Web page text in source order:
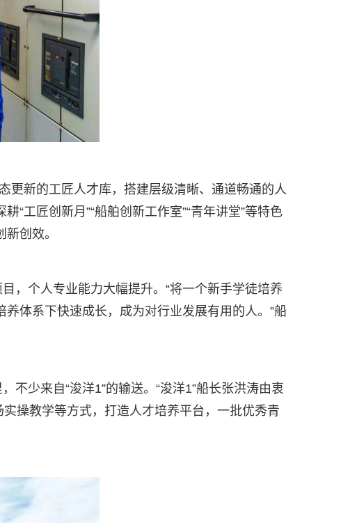
更新的工匠人才库，搭建层级清晰、通道畅通的人
工匠创新月”“船舶创新工作室”“青年讲堂”等特色
创效。
，个人专业能力大幅提升。“将一个新手学徒培养
体系下快速成长，成为对行业发展有用的人。”船
不少来自“浚洋1”的输送。“浚洋1”船长张洪涛由衷
操教学等方式，打造人才培养平台，一批优秀青